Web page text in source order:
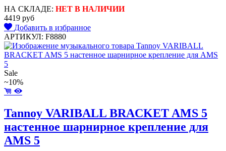
НА СКЛАДЕ: НЕТ В НАЛИЧИИ
4419 руб
Добавить в избранное
АРТИКУЛ: F8880
Sale
~10%
Tannoy VARIBALL BRACKET AMS 5
настенное шарнирное крепление для
AMS 5